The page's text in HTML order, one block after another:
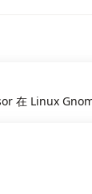
在 Linux